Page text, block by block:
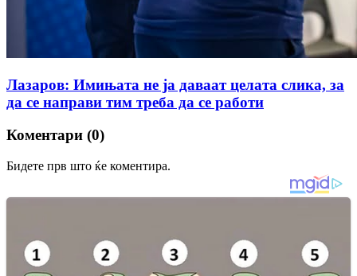
Лазаров: Имињата не ја даваат целата слика, за
да се направи тим треба да се работи
Коментари (0)
Бидете прв што ќе коментира.